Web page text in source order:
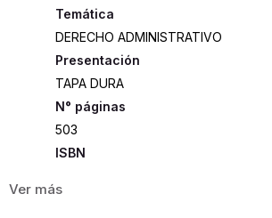
DERECHO ADMINISTRATIVO
Presentación
TAPA DURA
503
ISBN
Editorial